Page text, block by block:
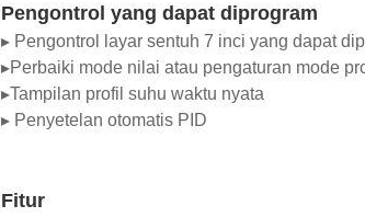
Pengontrol yang dapat diprogram
▸ Pengontrol layar sentuh 7 inci yang dapat
▸Perbaiki mode nilai atau pengaturan mode
▸Tampilan profil suhu waktu nyata
▸ Penyetelan otomatis PID
Fitur